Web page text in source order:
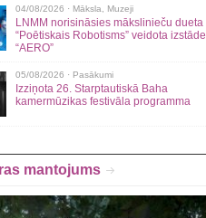
04/08/2026 · Māksla Muzeji
LNMM norisināsies mākslinieču dueta
“Poētiskais Robotisms” veidota izstāde
“AERO”
05/08/2026 · Pasākumi
Izziņota 26. Starptautiskā Baha
kamermūzikas festivāla programma
mantojums